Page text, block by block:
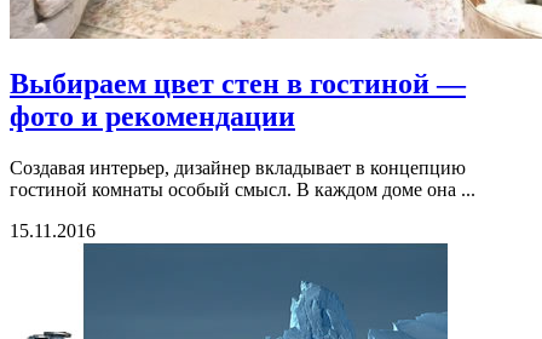
Выбираем цвет стен в гостиной —
фото и рекомендации
Создавая интерьер, дизайнер вкладывает в концепцию
гостиной комнаты особый смысл. В каждом доме она ...
15.11.2016